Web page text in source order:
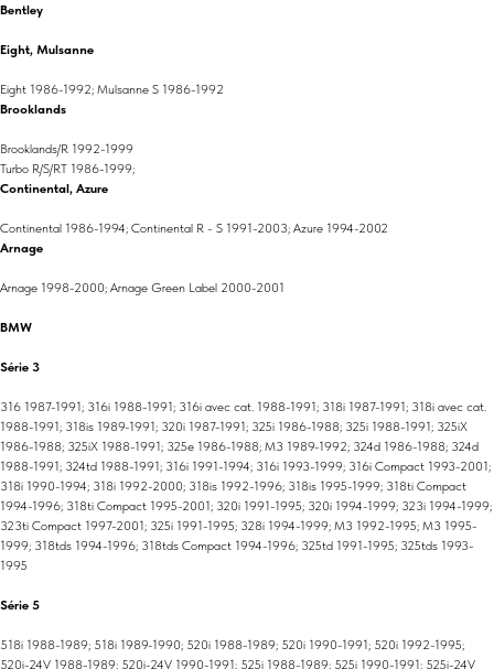
Bentley
Eight, Mulsanne
Eight 1986-1992; Mulsanne S 1986-1992
Brooklands
Brooklands/R 1992-1999
Turbo R/S/RT 1986-1999;
Continental, Azure
Continental 1986-1994; Continental R - S 1991-2003; Azure 1994-2002
Arnage
Arnage 1998-2000; Arnage Green Label 2000-2001
BMW
Série 3
316 1987-1991; 316i 1988-1991; 316i avec cat. 1988-1991; 318i 1987-1991; 318i avec cat.
1988-1991; 318is 1989-1991; 320i 1987-1991; 325i 1986-1988; 325i 1988-1991; 325iX
1986-1988; 325iX 1988-1991; 325e 1986-1988; M3 1989-1992; 324d 1986-1988; 324d
1988-1991; 324td 1988-1991; 316i 1991-1994; 316i 1993-1999; 316i Compact 1993-2001;
318i 1990-1994; 318i 1992-2000; 318is 1992-1996; 318is 1995-1999; 318ti Compact
1994-1996; 318ti Compact 1995-2001; 320i 1991-1995; 320i 1994-1999; 323i 1994-1999;
323ti Compact 1997-2001; 325i 1991-1995; 328i 1994-1999; M3 1992-1995; M3 1995-
1999; 318tds 1994-1996; 318tds Compact 1994-1996; 325td 1991-1995; 325tds 1993-
1995
Série 5
518i 1988-1989; 518i 1989-1990; 520i 1988-1989; 520i 1990-1991; 520i 1992-1995;
520i-24V 1988-1989; 520i-24V 1990-1991; 525i 1988-1989; 525i 1990-1991; 525i-24V